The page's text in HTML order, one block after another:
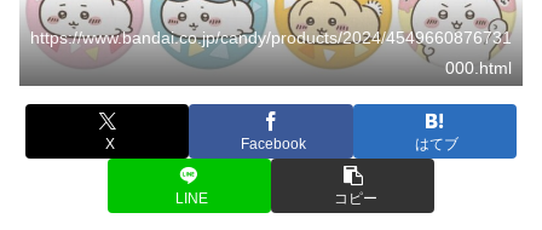
https://www.bandai.co.jp/candy/products/2024/4549660876731
000.html
X Facebook はてブ
LINE コピー